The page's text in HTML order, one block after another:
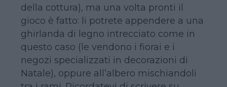
della cottura), ma una volta pronti il
gioco è fatto: li potrete appendere a una
ghirlanda di legno intrecciato come in
questo caso (le vendono i fiorai e i
negozi specializzati in decorazioni di
Natale), oppure all’albero mischiandoli